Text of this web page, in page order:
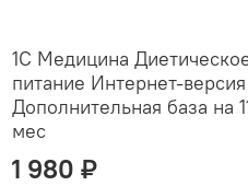
1С Медицина
питание Интернет-версия
Дополнительная база на
мес
1 980 ₽